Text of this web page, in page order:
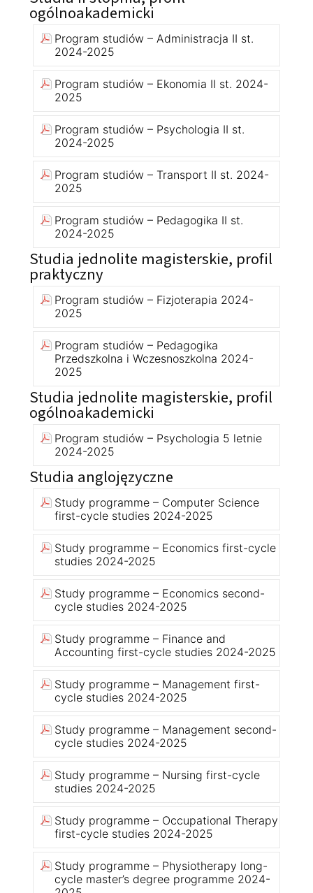
ogólnoakademicki
Program studiów – Administracja II st.
2024-2025
Program studiów – Ekonomia II st. 2024-
2025
Program studiów – Psychologia II st.
2024-2025
Program studiów – Transport II st. 2024-
2025
Program studiów – Pedagogika II st.
2024-2025
Studia jednolite magisterskie, profil
praktyczny
Program studiów – Fizjoterapia 2024-
2025
Program studiów – Pedagogika
Przedszkolna i Wczesnoszkolna 2024-
2025
Studia jednolite magisterskie, profil
ogólnoakademicki
Program studiów – Psychologia 5 letnie
2024-2025
Studia anglojęzyczne
Study programme – Computer Science
first-cycle studies 2024-2025
Study programme – Economics first-cycle
studies 2024-2025
Study programme – Economics second-
cycle studies 2024-2025
Study programme – Finance and
Accounting first-cycle studies 2024-2025
Study programme – Management first-
cycle studies 2024-2025
Study programme – Management second-
cycle studies 2024-2025
Study programme – Nursing first-cycle
studies 2024-2025
Study programme – Occupational Therapy
first-cycle studies 2024-2025
Study programme – Physiotherapy long-
cycle master’s degree programme 2024-